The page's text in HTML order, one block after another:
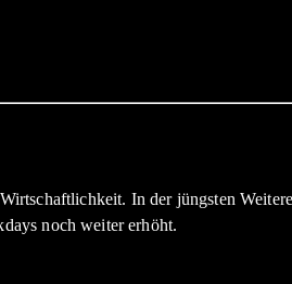
In der jüngsten
noch weiter erhöht.